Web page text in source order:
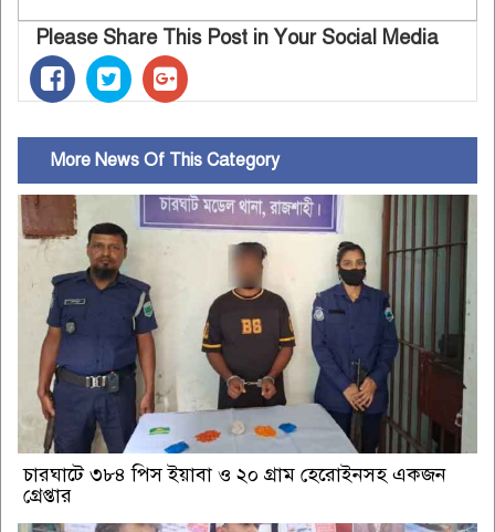
Please Share This Post in Your Social Media
More News Of This Category
চারঘাটে ৩৮৪ পিস ইয়াবা ও ২০ গ্রাম হেরোইনসহ একজন
গ্রেপ্তার